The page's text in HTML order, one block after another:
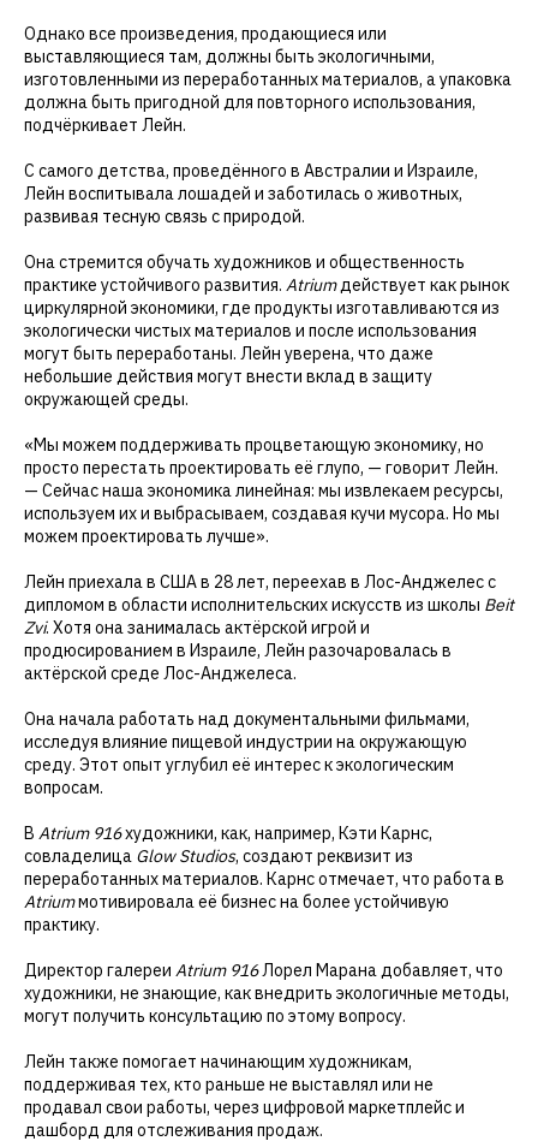
Однако все произведения, продающиеся или
выставляющиеся там, должны быть экологичными,
изготовленными из переработанных материалов, а упаковка
должна быть пригодной для повторного использования,
подчёркивает Лейн.
С самого детства, проведённого в Австралии и Израиле,
Лейн воспитывала лошадей и заботилась о животных,
развивая тесную связь с природой.
Она стремится обучать художников и общественность
практике устойчивого развития. Atriumдействует как рынок
циркулярной экономики, где продукты изготавливаются из
экологически чистых материалов и после использования
могут быть переработаны. Лейн уверена, что даже
небольшие действия могут внести вклад в защиту
окружающей среды.
«Мы можем поддерживать процветающую экономику, но
просто перестать проектировать её глупо, — говорит Лейн.
— Сейчас наша экономика линейная: мы извлекаем ресурсы,
используем их и выбрасываем, создавая кучи мусора. Но мы
можем проектировать лучше».
Лейн приехала в США в 28 лет, переехав в Лос-Анджелес с
дипломом в области исполнительских искусств из школы Beit
Zvi. Хотя она занималась актёрской игрой и
продюсированием в Израиле, Лейн разочаровалась в
актёрской среде Лос-Анджелеса.
Она начала работать над документальными фильмами,
исследуя влияние пищевой индустрии на окружающую
среду. Этот опыт углубил её интерес к экологическим
вопросам.
В Atrium 916художники, как, например, Кэти Карнс,
совладелица Glow Studios, создают реквизит из
переработанных материалов. Карнс отмечает, что работа в
Atriumмотивировала её бизнес на более устойчивую
практику.
Директор галереи Atrium 916Лорел Марана добавляет, что
художники, не знающие, как внедрить экологичные методы,
могут получить консультацию по этому вопросу.
Лейн также помогает начинающим художникам,
поддерживая тех, кто раньше не выставлял или не
продавал свои работы, через цифровой маркетплейс и
дашборд для отслеживания продаж.